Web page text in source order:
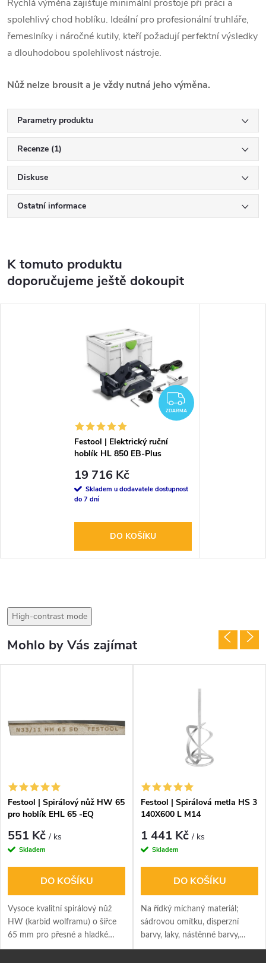
Rychlá výměna zajišťuje minimální prostoje při práci a
spolehlivý chod hoblíku. Ideální pro profesionální truhláře,
řemeslníky i náročné kutily, kteří požadují perfektní výsledky
a dlouhodobou spolehlivost nástroje.
Nůž nelze brousit a je vždy nutná jeho výměna.
Parametry produktu
Recenze (1)
Diskuse
Ostatní informace
K tomuto produktu
doporučujeme ještě dokoupit
ZDARMA
ZDARMA
Festool | Elektrický ruční
hoblík HL 850 EB-Plus
19 716 Kč
Skladem u dodavatele dostupnost
do 7 dní
DO KOŠÍKU
High-contrast mode
Mohlo by Vás zajímat
Festool | Spirálový nůž HW 65
pro hoblík EHL 65 -EQ
551 Kč/ ks
Skladem
DO KOŠÍKU
Vysoce kvalitní spirálový nůž
HW (karbid wolframu) o šířce
65 mm pro přesné a hladké
hoblování. Pro hoblík Festool
Festool | Spirálová metla HS 3
140X600 L M14
1 441 Kč/ ks
Skladem
DO KOŠÍKU
Na řídký míchaný materiál;
sádrovou omítku, disperzní
barvy, laky, nástěnné barvy,
zalévací hmoty.